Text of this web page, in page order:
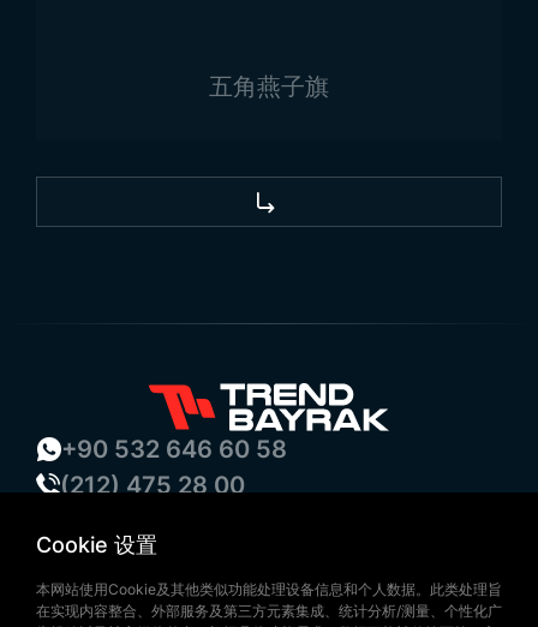
五角燕子旗
+90 532 646 60 58
(212) 475 28 00
bilgi@trendbayrak.com
Uğur Mumcu Mah. Eski Edirne Asfaltı
Cookie 设置
本网站使用Cookie及其他类似功能处理设备信息和个人数据。此类处理旨
在实现内容整合、外部服务及第三方元素集成、统计分析/测量、个性化广